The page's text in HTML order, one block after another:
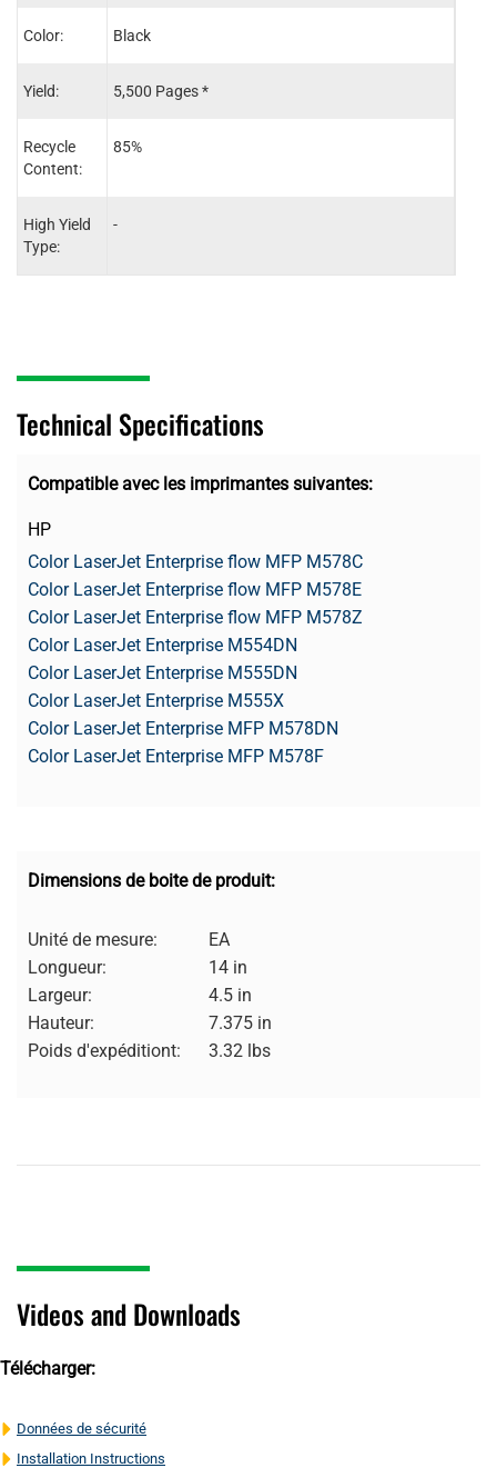
Color:
Yield:
Recycle
Content:
High Yield
Type:
Black
5,500 Pages *
85%
-
Technical Specifications
Compatible avec les imprimantes suivantes:
HP
Color LaserJet Enterprise flow MFP M578C
Color LaserJet Enterprise flow MFP M578E
Color LaserJet Enterprise flow MFP M578Z
Color LaserJet Enterprise M554DN
Color LaserJet Enterprise M555DN
Color LaserJet Enterprise M555X
Color LaserJet Enterprise MFP M578DN
Color LaserJet Enterprise MFP M578F
Dimensions de boite de produit:
Unité de mesure:
EA
Longueur:
14 in
Largeur:
4.5 in
Hauteur:
7.375 in
Poids d'expéditiont:
3.32 lbs
Videos and Downloads
Télécharger:
Données de sécurité
Installation Instructions